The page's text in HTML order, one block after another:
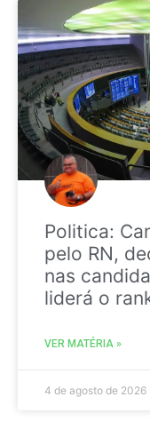
Politica:
pelo RN,
nas
liderá o
VER MATÉRIA »
4 de agosto de 2026